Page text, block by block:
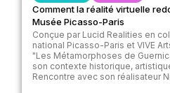
Comment la réalité virtuelle
Musée Picasso-Paris
Conçue par Lucid Realities en
national Picasso-Paris et VIVE
"Les Métamorphoses de
son contexte historique,
Rencontre avec son réalisateur